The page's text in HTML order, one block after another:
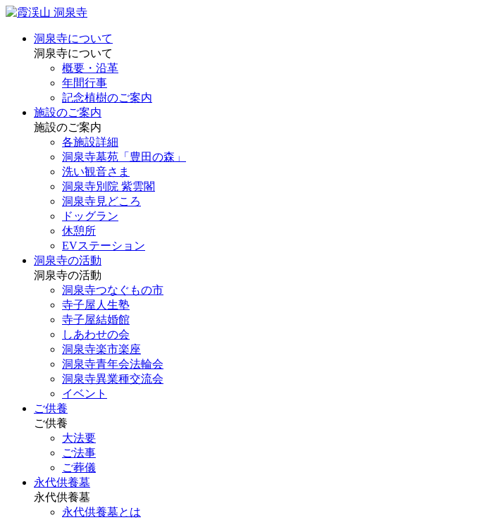
洞泉寺について
洞泉寺について
概要・沿革
年間行事
記念植樹のご案内
施設のご案内
施設のご案内
各施設詳細
洞泉寺墓苑「豊田の森」
洗い観音さま
洞泉寺別院 紫雲閣
洞泉寺見どころ
ドッグラン
休憩所
EVステーション
洞泉寺の活動
洞泉寺の活動
洞泉寺つなぐもの市
寺子屋人生塾
寺子屋結婚館
しあわせの会
洞泉寺楽市楽座
洞泉寺青年会法輪会
洞泉寺異業種交流会
イベント
ご供養
ご供養
大法要
ご法事
ご葬儀
永代供養墓
永代供養墓
永代供養墓とは